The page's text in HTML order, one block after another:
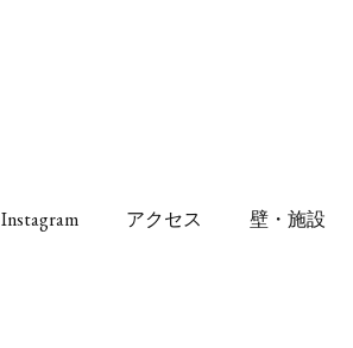
Instagram アクセス 壁・施設